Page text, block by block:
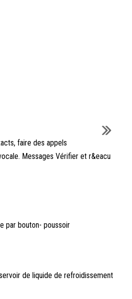
faire des appels
Messages Vérifier et r&eacu
par bouton- poussoir
de liquide de refroidissement